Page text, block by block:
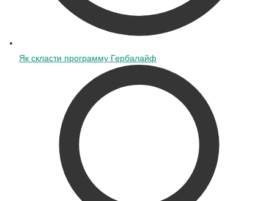
Як скласти программу Гербалайф